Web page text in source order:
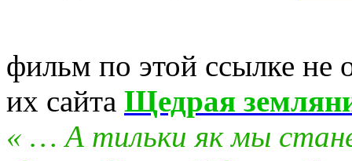
фильм по этой ссылке не
их сайта Щедрая
« … А тильки як мы